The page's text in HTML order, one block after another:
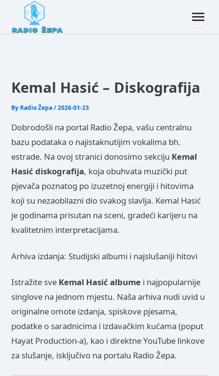
Kemal Hasić – Diskografija
By Radio Žepa/2026-01-23
Dobrodošli na portal Radio Žepa, vašu centralnu
bazu podataka o najistaknutijim vokalima bh.
estrade. Na ovoj stranici donosimo sekciju Kemal
Hasić diskografija, koja obuhvata muzički put
pjevača poznatog po izuzetnoj energiji i hitovima
koji su nezaobilazni dio svakog slavlja. Kemal Hasić
je godinama prisutan na sceni, gradeći karijeru na
kvalitetnim interpretacijama.
Arhiva izdanja: Studijski albumi i najslušaniji hitovi
Istražite sve Kemal Hasić albumei najpopularnije
singlove na jednom mjestu. Naša arhiva nudi uvid u
originalne omote izdanja, spiskove pjesama,
podatke o saradnicima i izdavačkim kućama (poput
Hayat Production-a), kao i direktne YouTube linkove
za slušanje, isključivo na portalu Radio Žepa.